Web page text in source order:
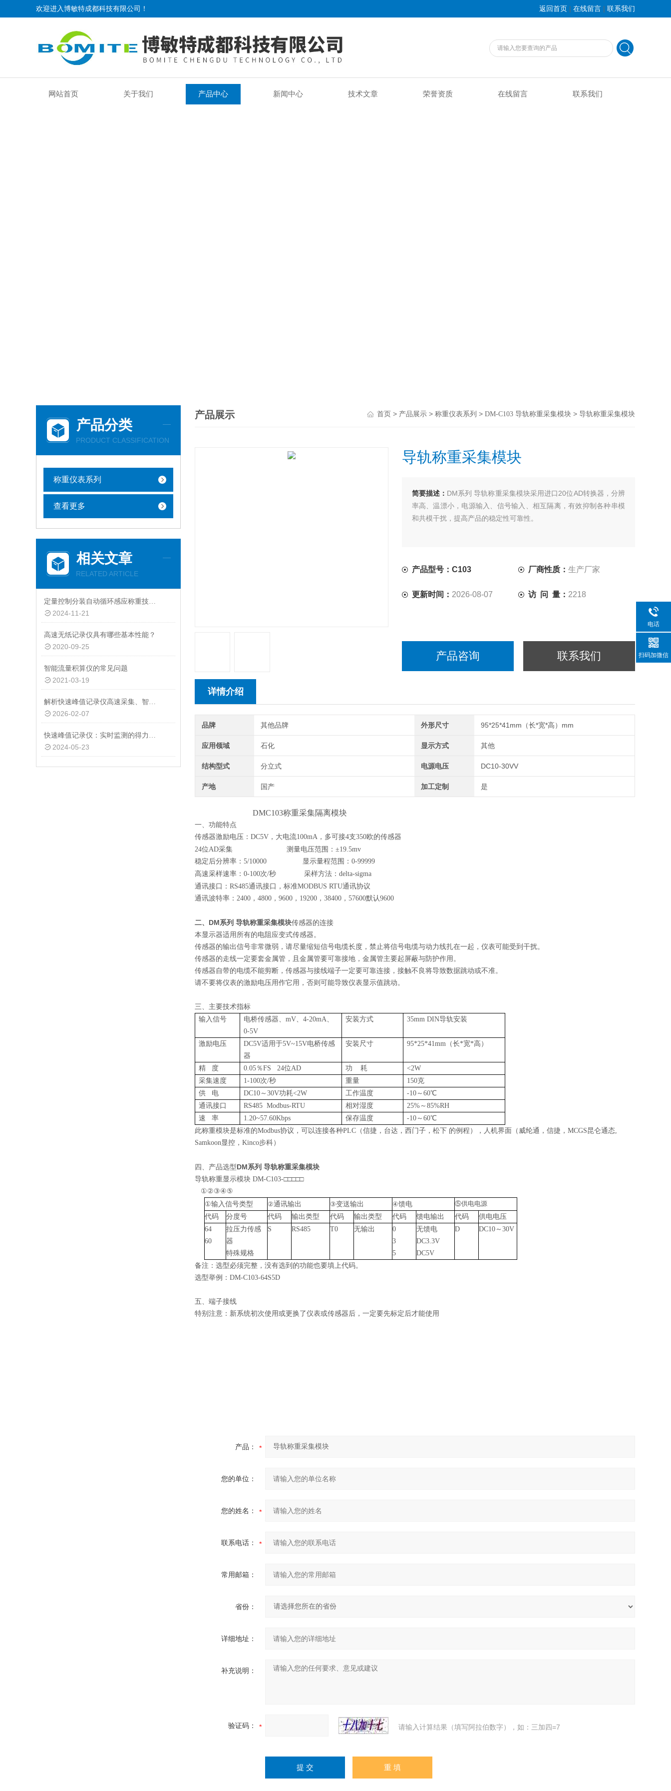
欢迎进入博敏特成都科技有限公司！ 返回首页 | 在线留言 | 联系我们
网站首页 关于我们 产品中心 新闻中心 技术文章 荣誉资质 在线留言 联系我们
产品分类
PRODUCT CLASSIFICATION
称重仪表系列
查看更多
相关文章
RELATED ARTICLE
定量控制分装自动循环感应称重技术的应用与发展
2024-11-21
高速无纸记录仪具有哪些基本性能？
2020-09-25
智能流量积算仪的常见问题
2021-03-19
解析快速峰值记录仪高速采集、智能判断与多模式输出的核心价值
2026-02-07
快速峰值记录仪：实时监测的得力助手
2024-05-23
产品展示 首页 > 产品展示 > 称重仪表系列 > DM-C103 导轨称重采集模块 > 导轨称重采集模块
导轨称重采集模块
简要描述： DM系列 导轨称重采集模块采用进口20位AD转换器，分辨
率高、温漂小，电源输入、信号输入、相互隔离，有效抑制各种串模
和共模干扰，提高产品的稳定性可靠性。
产品型号：C103 厂商性质：生产厂家
更新时间： 2026-08-07 访 问 量： 2218
产品咨询 联系我们
详情介绍
品牌 其他品牌 外形尺寸 95*25*41mm（长*宽*高）mm
应用领域 石化 显示方式 其他
结构型式 分立式 电源电压 DC10-30VV
产地 国产 加工定制 是
DMC103称重采集隔离模块
一、功能特点
传感器激励电压：DC5V，大电流100mA，多可接4支350欧的传感器
24位AD采集 测量电压范围：±19.5mv
稳定后分辨率： 5/10000 显示量程范围：0-99999
高速采样速率：0-100次/秒 采样方法：delta-sigma
通讯接口：RS485通讯接口，标准MODBUS RTU通讯协议
通讯波特率：2400，4800，9600，19200，38400，57600默认9600
二、DM系列 导轨称重采集模块传感器的连接
本显示器适用所有的电阻应变式传感器。
传感器的输出信号非常微弱，请尽量缩短信号电缆长度，禁止将信号电缆与动力线扎在一起，仪表可能受到干扰。
传感器的走线一定要套金属管，且金属管要可靠接地，金属管主要起屏蔽与防护作用。
传感器自带的电缆不能剪断，传感器与接线端子一定要可靠连接，接触不良将导致数据跳动或不准。
请不要将仪表的激励电压用作它用，否则可能导致仪表显示值跳动。
三、主要技术指标
输入信号
电桥传感器、mV、4-20mA、
0-5V
安装方式 35mm DIN导轨安装
激励电压
DC5V适用于5V~15V电桥传感
器
安装尺寸 95*25*41mm（长*宽*高）
精 度 0.05％FS 24位AD 功 耗
<2W
采集速度
1-100次/秒 重量
150克
供
电 DC10～30V功耗<2W 工作温度
-10～60℃
通讯接口
RS485 Modbus-RTU 相对湿度
25%～85%RH
速
率 1.20~57.60Kbps 保存温度
-10～60℃
此称重模块是标准的Modbus协议，可以连接各种PLC（信捷，台达，西门子，松下 的例程），人机界面（威纶通，信捷，MCGS昆仑通态,
Samkoon显控 ， Kinco步科）
四、产品选型DM系列 导轨称重采集模块
导轨称重显示模块 DM-C103-□□□□□
①②③④⑤
①输入信号类型 ②通讯输出 ③变送输出 ④馈电
⑤供电电源
代码
分度号 代码 输出类型 代码 输出类型 代码 馈电输出 代码
供电电压
64
60
拉压力传感
器
特殊规格
S RS485 T0 无输出
0
3
5
无馈电
DC3.3V
DC5V
D DC10～30V
备注 ：选型必须完整， 没有选到的功能也要填上代码。
选型举例 ：DM-C103-64S5D
五、端子接线
特别注意：新系统初次使用或更换了仪表或传感器后，一定要先标定后才能使用
产品：
您的单位：
您的姓名：
联系电话：
常用邮箱：
省份：
详细地址：
补充说明：
验证码： 请输入计算结果（填写阿拉伯数字），如：三加四=7
电话
扫码加微信